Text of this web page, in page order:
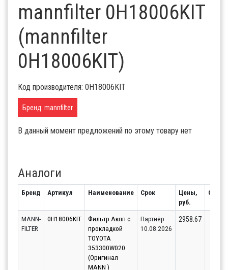
mannfilter 0H18006KIT
(mannfilter
0H18006KIT)
Код производителя: 0H18006KIT
Бренд: mannfilter
В данный момент предложений по этому товару нет
Аналоги
Бренд Артикул Наименование Срок
Цены,
руб.
MANN-
FILTER
0H18006KIT
Фильтр Акпп с
прокладкой
TOYOTA
353300W020
(Оригинал
MANN )
Партнёр
10.08.2026
2958.67